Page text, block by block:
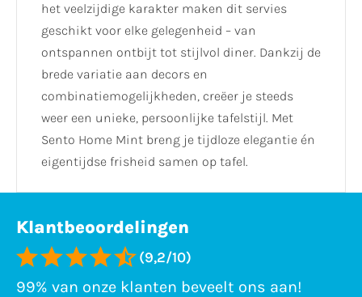
het veelzijdige karakter maken dit servies
geschikt voor elke gelegenheid – van
ontspannen ontbijt tot stijlvol diner. Dankzij de
brede variatie aan decors en
combinatiemogelijkheden, creëer je steeds
weer een unieke, persoonlijke tafelstijl. Met
Sento Home Mint breng je tijdloze elegantie én
eigentijdse frisheid samen op tafel.
Klantbeoordelingen
(9,2/10)
99% van onze klanten beveelt ons aan!